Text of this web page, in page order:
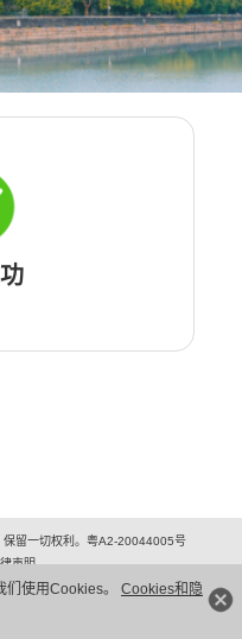
使用Cookies。 Cookies和隐
留一切权利。粤A2-20044005号
声明